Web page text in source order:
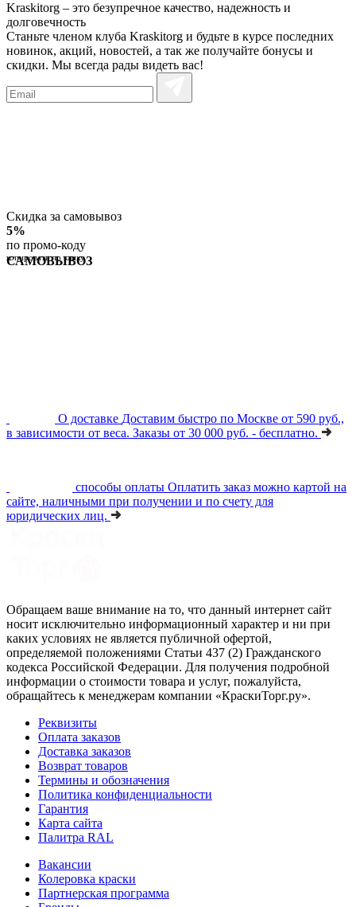
Kraskitorg – это безупречное качество, надежность и
долговечность
Станьте членом клуба Kraskitorg и будьте в курсе последних
новинок, акций, новостей, а так же получайте бонусы и
скидки. Мы всегда рады видеть вас!
Скидка за самовывоз
5%
по промо-коду
копировать по клику
САМОВЫВОЗ
О доставке Доставим быстро по Москве от 590 руб.,
в зависимости от веса. Заказы от 30 000 руб. - бесплатно.
способы оплаты Оплатить заказ можно картой на
сайте, наличными при получении и по счету для
юридических лиц.
Обращаем ваше внимание на то, что данный интернет сайт
носит исключительно информационный характер и ни при
каких условиях не является публичной офертой,
определяемой положениями Статьи 437 (2) Гражданского
кодекса Российской Федерации. Для получения подробной
информации о стоимости товара и услуг, пожалуйста,
обращайтесь к менеджерам компании «КраскиТорг.ру».
Реквизиты
Оплата заказов
Доставка заказов
Возврат товаров
Термины и обозначения
Политика конфиденциальности
Гарантия
Карта сайта
Палитра RAL
Вакансии
Колеровка краски
Партнерская программа